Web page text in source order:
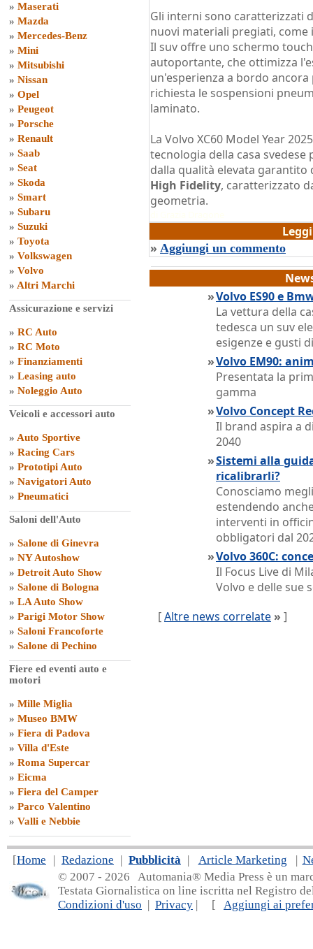
» Maserati
» Mazda
» Mercedes-Benz
» Mini
» Mitsubishi
» Nissan
» Opel
» Peugeot
» Porsche
» Renault
» Saab
» Seat
» Skoda
» Smart
» Subaru
» Suzuki
» Toyota
» Volkswagen
» Volvo
» Altri Marchi
Assicurazione e servizi
» RC Auto
» RC Moto
» Finanziamenti
» Leasing auto
» Noleggio Auto
Veicoli e accessori auto
» Auto Sportive
» Racing Cars
» Prototipi Auto
» Navigatori Auto
» Pneumatici
Saloni dell'Auto
» Salone di Ginevra
» NY Autoshow
» Detroit Auto Show
» Salone di Bologna
» LA Auto Show
» Parigi Motor Show
» Saloni Francoforte
» Salone di Pechino
Fiere ed eventi auto e
motori
» Mille Miglia
» Museo BMW
» Fiera di Padova
» Villa d'Este
» Roma Supercar
» Eicma
» Fiera del Camper
» Parco Valentino
» Valli e Nebbie
Gli interni sono caratterizzati
nuovi materiali pregiati,
Il suv offre uno schermo
autoportante, che ottimizza
un'esperienza a bordo
richiesta le sospensioni
laminato.
La Volvo XC60 Model Year
tecnologia della casa
dalla qualità elevata
High Fidelity, caratterizzato
geometria.
» Aggiungi un commento
»Volvo ES90 e
La vettura della
tedesca un suv
esigenze e gusti
»Volvo EM90:
Presentata la
gamma
»Volvo Concept
Il brand aspira a
2040
»Sistemi alla
ricalibrarli?
Conosciamo
estendendo
interventi in
obbligatori dal
»Volvo 360C:
Il Focus Live di
Volvo e delle sue
[Altre news correlate » ]
[Home | Redazione | Pubblicità | Article Marketing |
© 2007 - 2026 Automania® Media Press è un
Testata Giornalistica on line iscritta nel Registro
Condizioni d'uso | Privacy | [ Aggiungi ai